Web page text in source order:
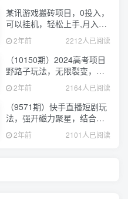
某讯游戏搬砖项目，0投入，
可以挂机，轻松上手,月入
3000+上不封顶
2年前 2212人已阅读
（10150期）2024高考项目
野路子玩法，无限裂变，最
高一天1W＋！
2年前 2164人已阅读
（9571期）快手直播短剧玩
法，强开磁力聚星，结合多
种变现方式日入600+
2年前 2101人已阅读